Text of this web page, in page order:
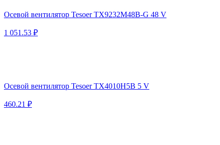
Осевой вентилятор Tesoer TX9232M48B-G 48 V
1 051.53 ₽
Осевой вентилятор Tesoer TX4010H5B 5 V
460.21 ₽